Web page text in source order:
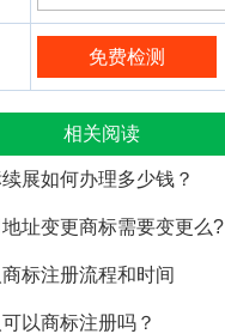
相关阅读
展如何办理多少钱？
址变更商标需要变更么?
标注册流程和时间
以商标注册吗？